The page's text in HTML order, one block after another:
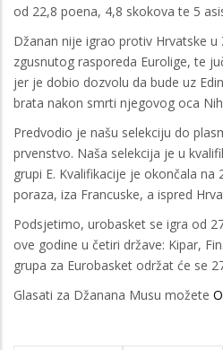
od 22,8 poena, 4,8 skokova te 5
Džanan nije igrao protiv Hrvatske u
zgusnutog rasporeda Eurolige, te
jer je dobio dozvolu da bude uz
brata nakon smrti njegovog oca
Predvodio je našu selekciju do
prvenstvo. Naša selekcija je u
grupi E. Kvalifikacije je okončala
poraza, iza Francuske, a ispred
Podsjetimo, urobasket se igra od
ove godine u četiri države: Kipar,
grupa za Eurobasket održat će se
Glasati za Džanana Musu možete